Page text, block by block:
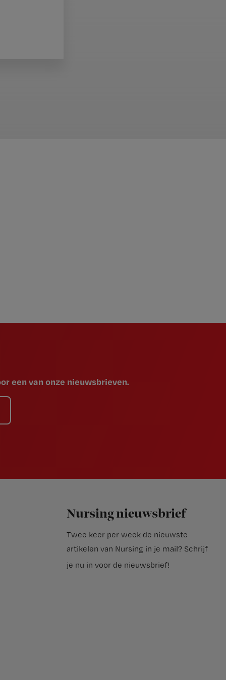
een van onze nieuwsbrieven.
Nursing nieuwsbrief
Twee keer per week de nieuwste
artikelen van Nursing in je mail? Schrijf
je nu in voor de nieuwsbrief!